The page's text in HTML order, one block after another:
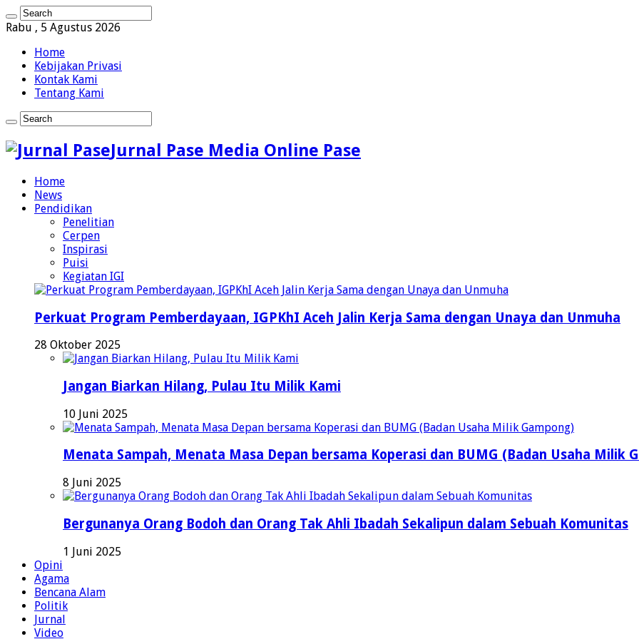
Rabu , 5 Agustus 2026
Home
Kebijakan Privasi
Kontak Kami
Tentang Kami
Jurnal Pase Media Online Pase
Home
News
Pendidikan
Penelitian
Cerpen
Inspirasi
Puisi
Kegiatan IGI
Perkuat Program Pemberdayaan, IGPKhI Aceh Jalin Kerja Sama dengan Unaya dan Unmuha
28 Oktober 2025
Jangan Biarkan Hilang, Pulau Itu Milik Kami
10 Juni 2025
Menata Sampah, Menata Masa Depan bersama Koperasi dan BUMG (Badan Usaha Milik
8 Juni 2025
Bergunanya Orang Bodoh dan Orang Tak Ahli Ibadah Sekalipun dalam Sebuah Komunitas
1 Juni 2025
Opini
Agama
Bencana Alam
Politik
Jurnal
Video